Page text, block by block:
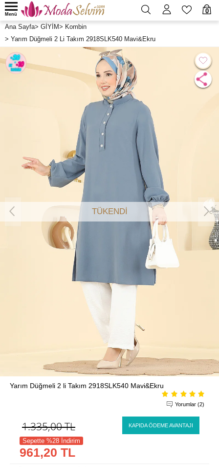
0
Menü
Ana Sayfa> GİYİM> Kombin
> Yarım Düğmeli 2 Li Takım 2918SLK540 Mavi&Ekru
TÜKENDİ
Yarım Düğmeli 2 li Takım 2918SLK540 Mavi&Ekru
Yorumlar (2)
1.335,00TL KAPIDA ÖDEME AVANTAJI
Sepette %28 İndirim
961,20 TL